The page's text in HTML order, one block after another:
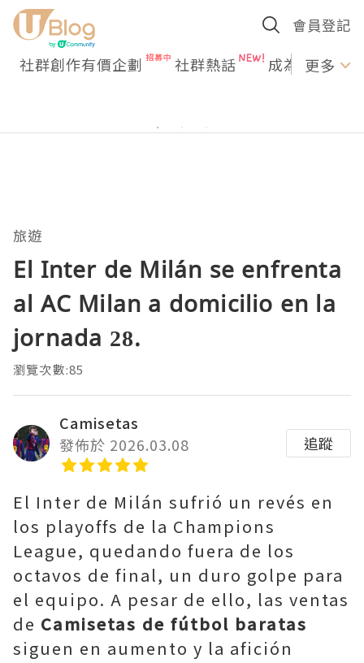
會員登記
社群創作有價企劃 社群熱話 成為U更多
旅遊
El Inter de Milán se enfrenta
al AC Milan a domicilio en la
jornada 28.
瀏覽次數:85
Camisetas
發佈於 2026.03.08
追蹤
El Inter de Milán sufrió un revés en
los playoffs de la Champions
League, quedando fuera de los
octavos de final, un duro golpe para
el equipo. A pesar de ello, las ventas
de Camisetas de fútbol baratas
siguen en aumento y la afición